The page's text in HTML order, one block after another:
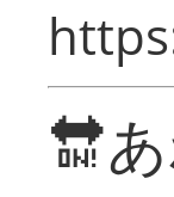
🔛